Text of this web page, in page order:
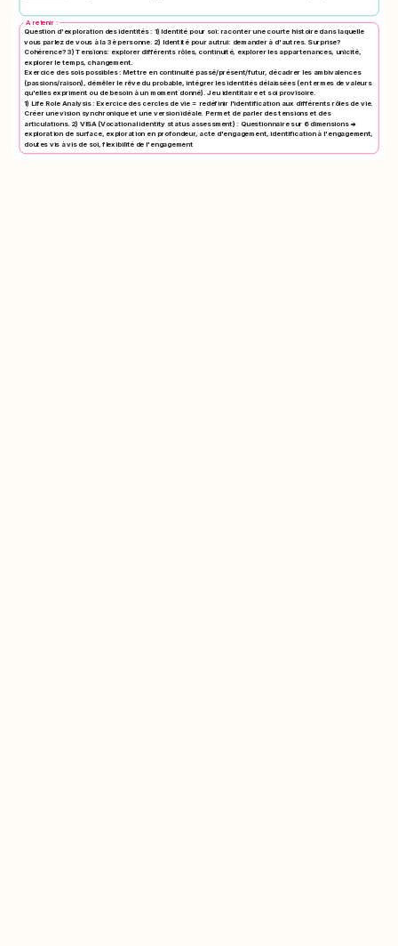
A retenir :
Question d'exploration des identités : 1) Identité pour soi: raconter une courte histoire dans laquelle
vous parlez de vous à la 3è personne. 2) Identité pour autrui: demander à d'autres. Surprise?
Cohérence? 3) Tensions: explorer différents rôles, continuité, explorer les appartenances, unicité,
explorer le temps, changement.
Exercice des sois possibles : Mettre en continuité passé/présent/futur, décadrer les ambivalences
(passions/raison), démêler le rêve du probable, intégrer les identités délaissées (en termes de valeurs
qu'elles expriment ou de besoin à un moment donné). Jeu identitaire et soi provisoire.
1) Life Role Analysis : Exercice des cercles de vie = redéfinir l'identification aux différents rôles de vie.
Créer une vision synchronique et une version idéale. Permet de parler des tensions et des
articulations. 2) VISA (Vocational identity status assessment) : Questionnaire sur 6 dimensions =>
exploration de surface, exploration en profondeur, acte d'engagement, identification à l'engagement,
doutes vis à vis de soi, flexibilité de l'engagement